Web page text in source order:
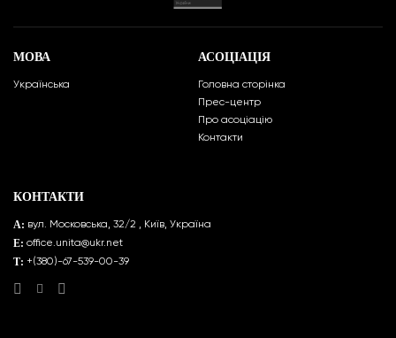
МОВА
Українська
АСОЦІАЦІЯ
Головна сторінка
Прес-центр
Про асоціацію
Контакти
КОНТАКТИ
A: вул. Московська, 32/2 , Київ, Україна
E: office.unita@ukr.net
Т: +(380)-67-539-00-39